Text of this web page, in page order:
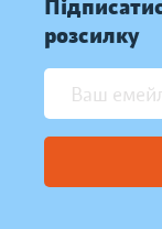
розсилку